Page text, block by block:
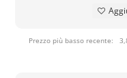
Prezzo più basso recente: